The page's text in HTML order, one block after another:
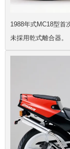
1988年式MC18型首
未採用乾式離合器。